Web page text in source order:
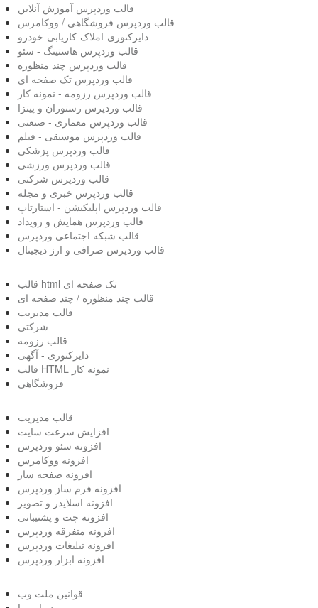
قالب وردپرس آموزش آنلاین
قالب وردپرس فروشگاهی / ووکامرس
دایرکتوری-املاک-کاریابی-خودرو
قالب وردپرس هاستینگ - سئو
قالب وردپرس چند منظوره
قالب وردپرس تک صفحه ای
قالب وردپرس رزومه - نمونه کار
قالب وردپرس رستوران و پیتزا
قالب وردپرس معماری - صنعتی
قالب وردپرس موسیقی - فیلم
قالب وردپرس پزشکی
قالب وردپرس ورزشی
قالب وردپرس شرکتی
قالب وردپرس خبری و مجله
قالب وردپرس اپلیکیشن - استارتاپ
قالب وردپرس همایش و رویداد
قالب شبکه اجتماعی وردپرس
قالب وردپرس صرافی و ارز دیجیتال
قالب html تک صفحه ای
قالب چند منظوره / چند صفحه ای
قالب مدیریت
شرکتی
قالب رزومه
دایرکتوری - آگهی
قالب HTML نمونه کار
فروشگاهی
قالب مدیریت
افزایش سرعت سایت
افزونه سئو وردپرس
افزونه ووکامرس
افزونه صفحه ساز
افزونه فرم ساز وردپرس
افزونه اسلایدر و تصویر
افزونه چت و پشتیبانی
افزونه متفرقه وردپرس
افزونه تبلیغات وردپرس
افزونه ابزار وردپرس
قوانین ملت وب